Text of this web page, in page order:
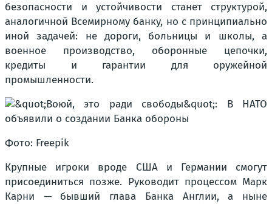
безопасности и устойчивости станет структурой,
аналогичной Всемирному банку, но с принципиально
иной задачей: не дороги, больницы и школы, а
военное производство, оборонные цепочки,
кредиты и гарантии для оружейной
промышленности.
Фото: Freepik
Крупные игроки вроде США и Германии смогут
присоединиться позже. Руководит процессом Марк
Карни — бывший глава Банка Англии, а ныне